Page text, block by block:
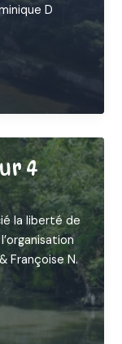
D
4
la liberté de
Françoise N.